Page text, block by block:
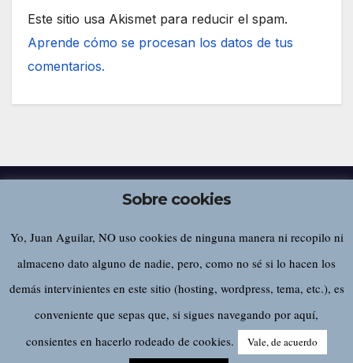
Este sitio usa Akismet para reducir el spam.
Aprende cómo se procesan los datos de tus
comentarios.
Juan Aguilar
Funciona gracias a WordPress|Tema:Newsupde Themeansar
HomeSobre este sitio…
Sobre cookies
Yo, Juan Aguilar, NO uso cookies de ninguna manera ni recopilo ni
almaceno dato alguno de nadie, pero, como no sé si lo hacen los
demás intervinientes en este sitio (hosting, wordpress, tema, etc.), es
conveniente que sepas que, si sigues navegando por aquí,
consientes en hacerlo rodeado de cookies.
Vale, de acuerdo